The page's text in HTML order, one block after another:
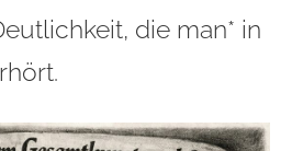
die man* in